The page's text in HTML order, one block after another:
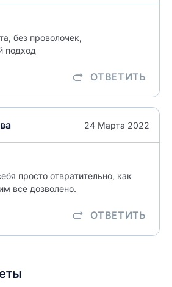
без проволочек,
подход
ОТВЕТИТЬ
24 Марта 2022
просто отвратительно, как
все дозволено.
ОТВЕТИТЬ
mail
судебный участок?
отзыва
телефона
отзыва
ОТЗЫВ
пункта